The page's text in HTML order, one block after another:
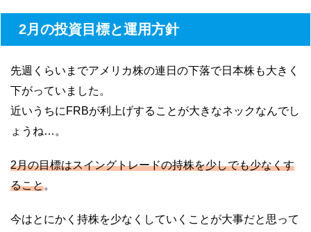
2月の投資目標と運用方針
先週くらいまでアメリカ株の連日の下落で日本株も大きく
下がっていました。
近いうちにFRBが利上げすることが大きなネックなんでし
ょうね…。
2月の目標はスイングトレードの持株を少しでも少なくす
ること。
今はとにかく持株を少なくしていくことが大事だと思って